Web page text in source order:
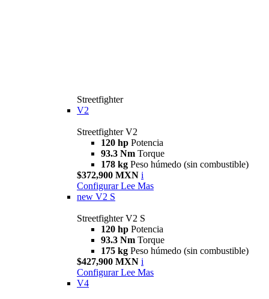
Streetfighter
V2
Streetfighter V2
120 hp Potencia
93.3 Nm Torque
178 kg Peso húmedo (sin combustible)
$372,900 MXN i
Configurar Lee Mas
new V2 S
Streetfighter V2 S
120 hp Potencia
93.3 Nm Torque
175 kg Peso húmedo (sin combustible)
$427,900 MXN i
Configurar Lee Mas
V4